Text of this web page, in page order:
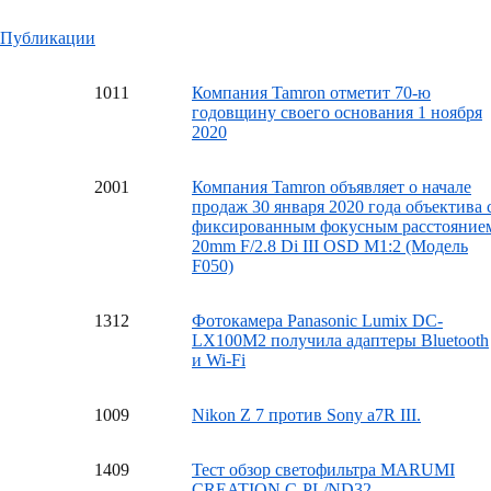
Публикации
1011
Компания Tamron отметит 70-ю
годовщину своего основания 1 ноября
2020
2001
Компания Tamron объявляет о начале
продаж 30 января 2020 года объектива
фиксированным фокусным
20mm F/2.8 Di III OSD M1:2 (Модель
F050)
1312
Фотокамера Panasonic Lumix DC-
LX100M2 получила адаптеры Bluetooth
и Wi-Fi
1009 Nikon Z 7 против Sony a7R III.
1409
Тест обзор светофильтра MARUMI